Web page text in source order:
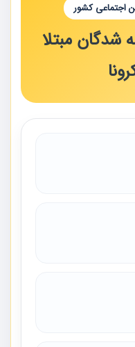
اجتماعی کشور
شدگان مبتلا